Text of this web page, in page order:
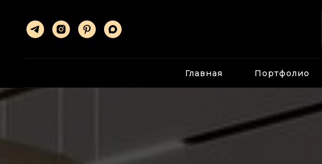
Главная Портфолио